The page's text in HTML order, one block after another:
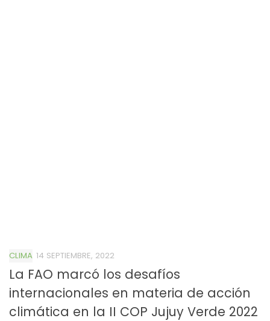
CLIMA 14 SEPTIEMBRE, 2022
La FAO marcó los desafíos
internacionales en materia de acción
climática en la II COP Jujuy Verde 2022